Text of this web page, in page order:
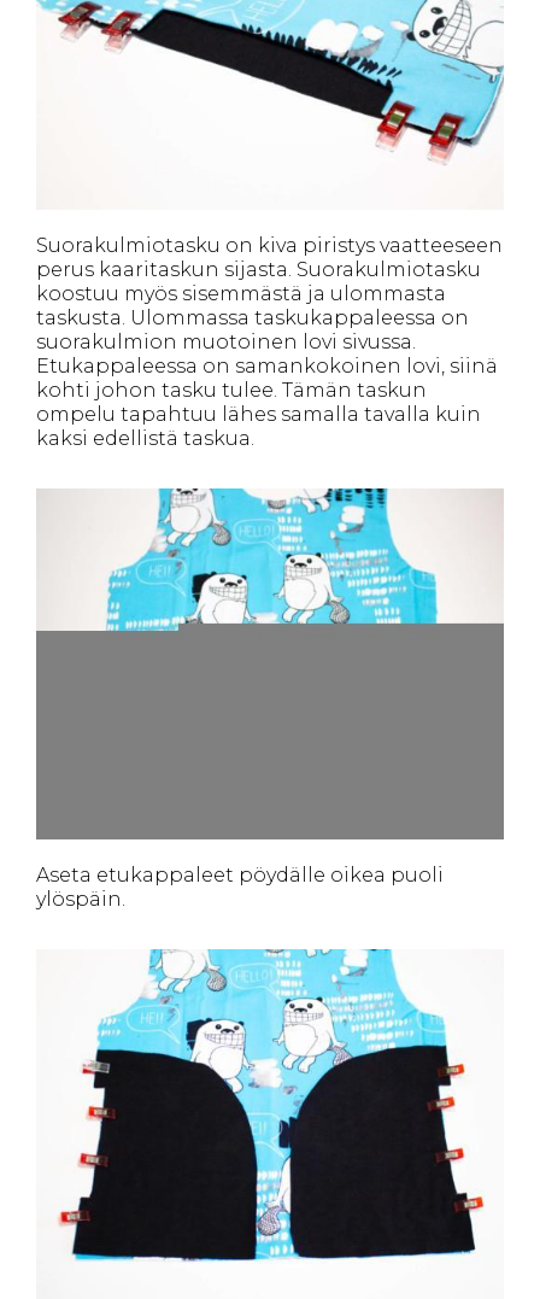
Suorakulmiotasku on kiva piristys vaatteeseen
perus kaaritaskun sijasta. Suorakulmiotasku
koostuu myös sisemmästä ja ulommasta
taskusta. Ulommassa taskukappaleessa on
suorakulmion muotoinen lovi sivussa.
Etukappaleessa on samankokoinen lovi, siinä
kohti johon tasku tulee. Tämän taskun
ompelu tapahtuu lähes samalla tavalla kuin
kaksi edellistä taskua.
Aseta etukappaleet pöydälle oikea puoli
ylöspäin.